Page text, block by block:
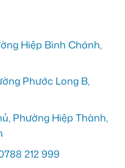
Hiệp Bình Chánh,
Phước Long B,
Phường Hiệp Thành,
212 999